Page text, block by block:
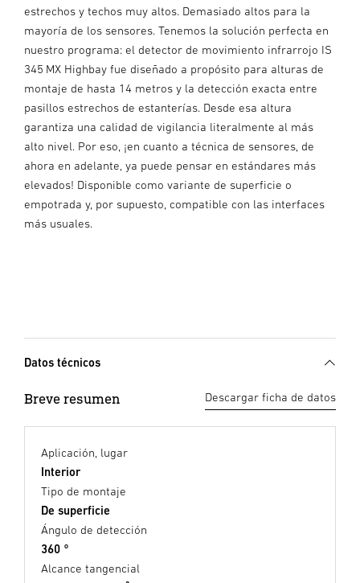
estrechos y techos muy altos. Demasiado altos para la
mayoría de los sensores. Tenemos la solución perfecta en
nuestro programa: el detector de movimiento infrarrojo IS
345 MX Highbay fue diseñado a propósito para alturas de
montaje de hasta 14 metros y la detección exacta entre
pasillos estrechos de estanterías. Desde esa altura
garantiza una calidad de vigilancia literalmente al más
alto nivel. Por eso, ¡en cuanto a técnica de sensores, de
ahora en adelante, ya puede pensar en estándares más
elevados! Disponible como variante de superficie o
empotrada y, por supuesto, compatible con las interfaces
más usuales.
Datos técnicos
Breve resumen Descargar ficha de datos
Aplicación, lugar
Interior
Tipo de montaje
De superficie
Ángulo de detección
360 °
Alcance tangencial